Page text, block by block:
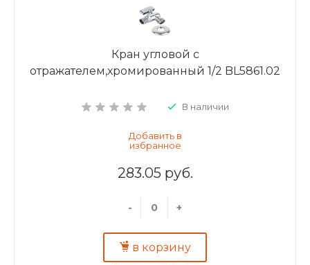
Кран угловой с
отражателем,хромированный 1/2 BL5861.02
В наличии
283.05 руб.
- +
в корзину